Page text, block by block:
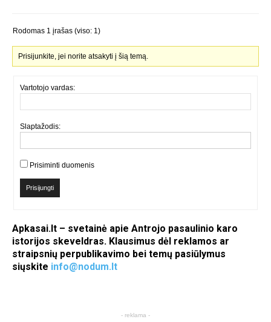
Rodomas 1 įrašas (viso: 1)
Prisijunkite, jei norite atsakyti į šią temą.
Vartotojo vardas:
Slaptažodis:
Prisiminti duomenis
Prisijungti
Apkasai.lt – svetainė apie Antrojo pasaulinio karo
istorijos skeveldras. Klausimus dėl reklamos ar
straipsnių perpublikavimo bei temų pasiūlymus
siųskite info@nodum.lt
- reklama -